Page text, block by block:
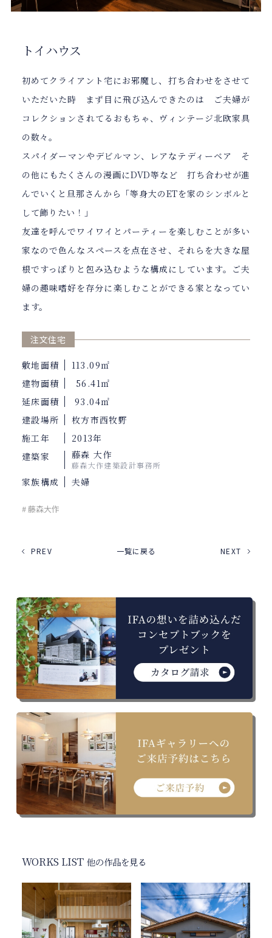
トイハウス
初めてクライアント宅にお邪魔し、打ち合わせをさせて
いただいた時 まず目に飛び込んできたのは ご夫婦が
コレクションされてるおもちゃ、ヴィンテージ北欧家具
の数々。
スパイダーマンやデビルマン、レアなテディーベア そ
の他にもたくさんの漫画にDVD等など 打ち合わせが進
んでいくと旦那さんから「等身大のETを家のシンボルと
して飾りたい！」
友達を呼んでワイワイとパーティーを楽しむことが多い
家なので色んなスペースを点在させ、それらを大きな屋
根ですっぽりと包み込むような構成にしています。ご夫
婦の趣味嗜好を存分に楽しむことができる家となってい
ます。
注文住宅
敷地面積
113.09㎡
建物面積
56.41㎡
延床面積
93.04㎡
建設場所
枚方市西牧野
施工年
2013年
建築家
藤森 大作
藤森大作建築設計事務所
家族構成 夫婦
# 藤森大作
PREV 一覧に戻る NEXT
WORKS LIST 他の作品を見る